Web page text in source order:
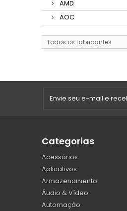
AMD
AOC
Todos os fabricantes
Categorias
Acessórios
Aplicativos
Armazenamento
Áudio & Vídeo
Automação